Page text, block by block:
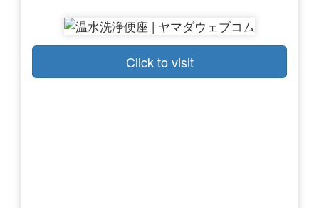
Click to visit